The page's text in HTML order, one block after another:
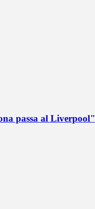
passa al Liverpool"